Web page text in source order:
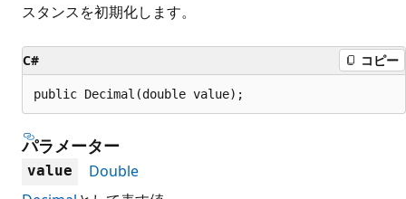
スタンスを初期化します。
C# コピー
public Decimal(double value);
パラメーター
value
Double